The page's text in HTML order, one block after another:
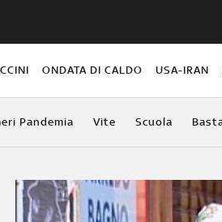
ONDATA DI CALDO USA-IRAN
Pandemia Vite Scuola